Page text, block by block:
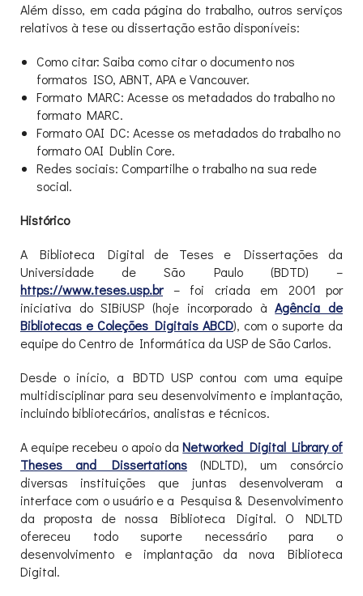
Além disso, em cada página do trabalho, outros serviços
relativos à tese ou dissertação estão disponíveis:
Como citar: Saiba como citar o documento nos
formatos ISO, ABNT, APA e Vancouver.
Formato MARC: Acesse os metadados do trabalho no
formato MARC.
Formato OAI DC: Acesse os metadados do trabalho no
formato OAI Dublin Core.
Redes sociais: Compartilhe o trabalho na sua rede
social.
Histórico
A Biblioteca Digital de Teses e Dissertações da
Universidade de São Paulo (BDTD) –
https://www.teses.usp.br
– foi criada em 2001 por
iniciativa do SIBiUSP (hoje incorporado àAgência de
Bibliotecas e Coleções Digitais ABCD), com o suporte da
equipe do Centro de Informática da USP de São Carlos.
Desde o início, a BDTD USP contou com uma equipe
multidisciplinar para seu desenvolvimento e implantação,
incluindo bibliotecários, analistas e técnicos.
A equipe recebeu o apoio daNetworked Digital Library of
Theses and Dissertations (NDLTD), um consórcio
diversas instituições que juntas desenvolveram a
interface com o usuário e a Pesquisa & Desenvolvimento
da proposta de nossa Biblioteca Digital. O NDLTD
ofereceu todo suporte necessário para o
desenvolvimento e implantação da nova Biblioteca
Digital.